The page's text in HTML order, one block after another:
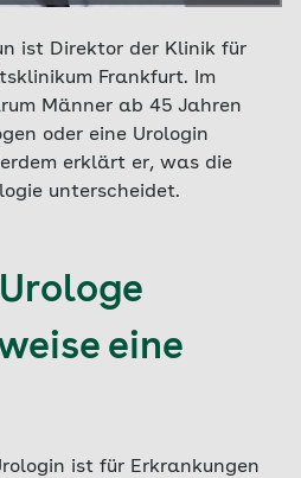
ist Direktor der Klinik für
Frankfurt. Im
Männer ab 45 Jahren
oder eine Urologin
erklärt er, was die
unterscheidet.
eine
ist für Erkrankungen